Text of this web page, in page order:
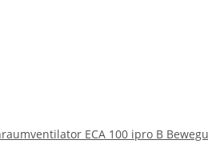
ECA 100 ipro B